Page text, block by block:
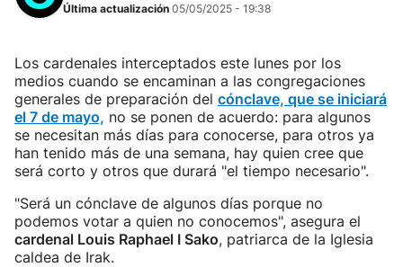
Última actualización 05/05/2025 - 19:38
Los cardenales interceptados este lunes por los
medios cuando se encaminan a las congregaciones
generales de preparación del cónclave, que se iniciará
el 7 de mayo, no se ponen de acuerdo: para algunos
se necesitan más días para conocerse, para otros ya
han tenido más de una semana, hay quien cree que
será corto y otros que durará "el tiempo necesario".
"Será un cónclave de algunos días porque no
podemos votar a quien no conocemos", asegura el
cardenal Louis Raphael I Sako, patriarca de la Iglesia
caldea de Irak.